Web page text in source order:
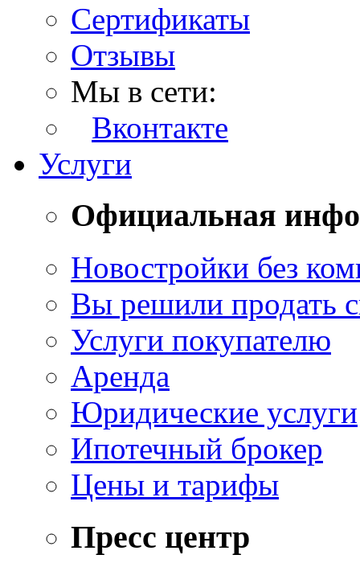
Сертификаты
Отзывы
Мы в сети:
Вконтакте
Услуги
Официальная
Новостройки без
Вы решили продать
Услуги покупателю
Аренда
Юридические услуги
Ипотечный брокер
Цены и тарифы
Пресс центр